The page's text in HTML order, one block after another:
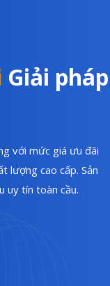
Giải pháp
với mức giá ưu đãi
lượng cao cấp. Sản
uy tín toàn cầu.